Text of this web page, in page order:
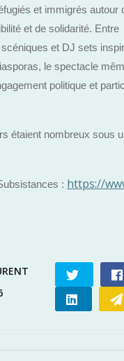
et immigrés autour
et de solidarité. Entre
et DJ sets
le spectacle
politique et
étaient nombreux sous
: https://